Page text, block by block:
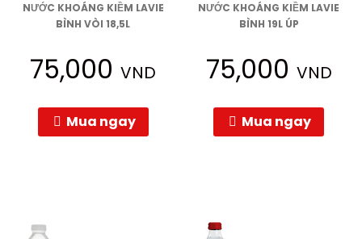
NƯỚC KHOÁNG KIỀM LAVIE
BÌNH VÒI 18,5L
75,000VND
Mua ngay
NƯỚC KHOÁNG KIỀM LAVIE
BÌNH 19L ÚP
75,000 VND
Mua ngay